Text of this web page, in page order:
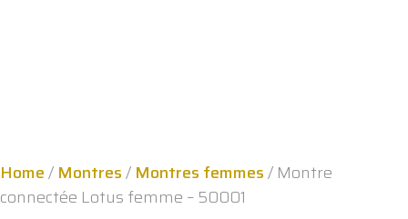
Home/ Montres/ Montres femmes/ Montre
connectée Lotus femme – 50001